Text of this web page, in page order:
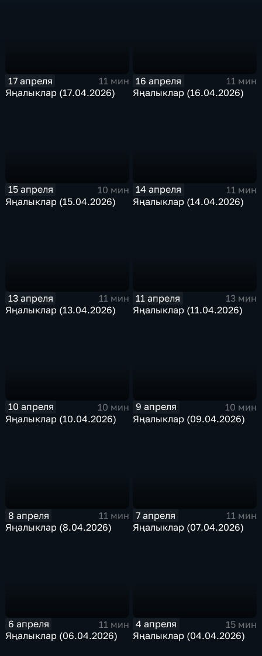
17 апреля
11 мин
Яңалыклар (17.04.2026)
16 апреля
11 мин
Яңалыклар (16.04.2026)
15 апреля
10 мин
Яңалыклар (15.04.2026)
14 апреля
11 мин
Яңалыклар (14.04.2026)
13 апреля
11 мин
Яңалыклар (13.04.2026)
11 апреля
13 мин
Яңалыклар (11.04.2026)
10 апреля
10 мин
Яңалыклар (10.04.2026)
9 апреля
10 мин
Яңалыклар (09.04.2026)
8 апреля
11 мин
Яңалыклар (8.04.2026)
7 апреля
11 мин
Яңалыклар (07.04.2026)
6 апреля
11 мин
Яңалыклар (06.04.2026)
4 апреля
15 мин
Яңалыклар (04.04.2026)